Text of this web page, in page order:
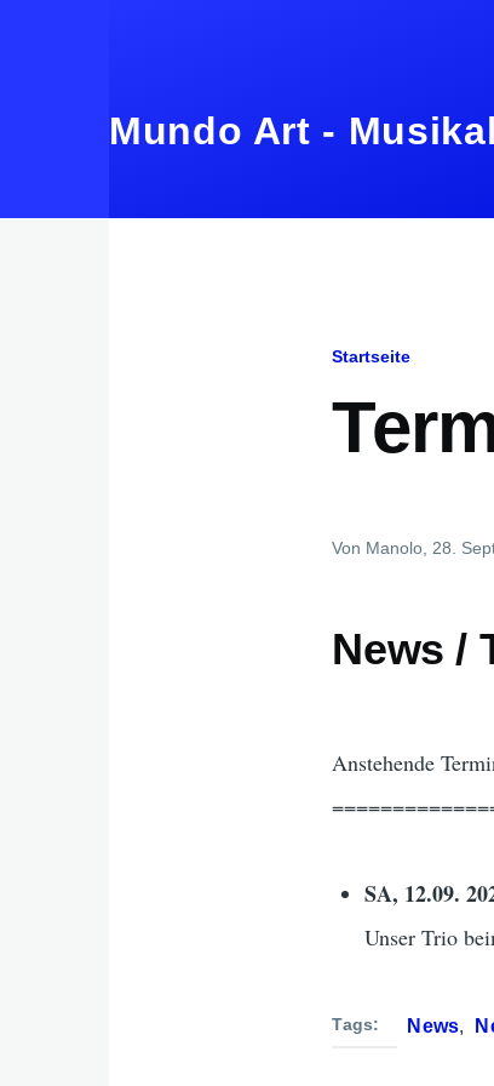
Mundo Art -
Startseite
Von Manolo , 28.
News /
Anstehende
SA, 12.09.
Unser Trio
Tags News